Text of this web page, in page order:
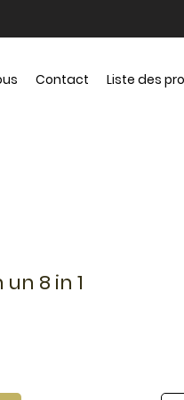
Contact Liste des
8 in 1